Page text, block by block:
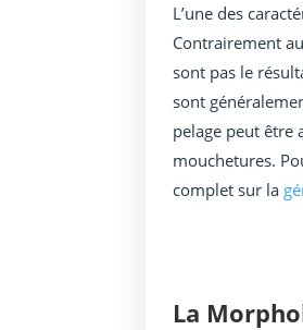
L’une des
Contrairement
sont pas le
sont
pelage peut être
mouchetures.
complet sur la
La